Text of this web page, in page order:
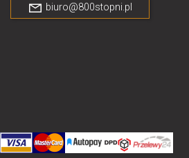
biuro@800stopni.pl